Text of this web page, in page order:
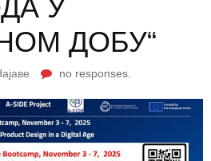
У
ДОБУ“
no responses.